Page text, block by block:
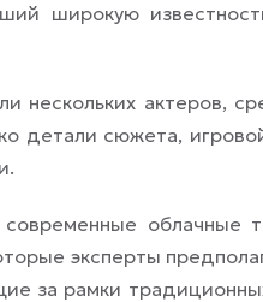
широкую
нескольких актеров,
детали сюжета,
облачные
эксперты
за рамки